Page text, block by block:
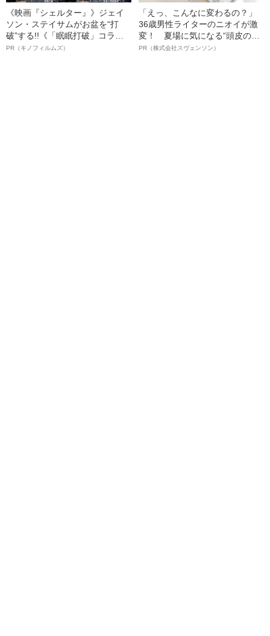
《映画『シェルター』》ジェイ
ソン・ステイサムがお盆を“打
破”する!!《「眠眠打破」コラ
ボ》
PR（キノフィルムズ）
「えっ、こんなに変わるの？」
36歳男性ライターのニオイが激
変！ 夏場に気になる“頭皮のニ
オイ”や“ベタつき”を解消す
PR（株式会社スヴェンソン）